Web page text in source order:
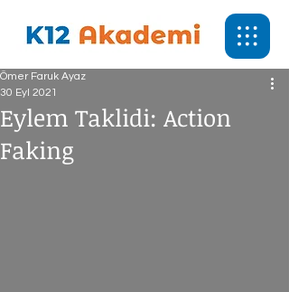
Eylem Taklidi: Action
Faking
Ömer Faruk Ayaz
30 Eyl 2021